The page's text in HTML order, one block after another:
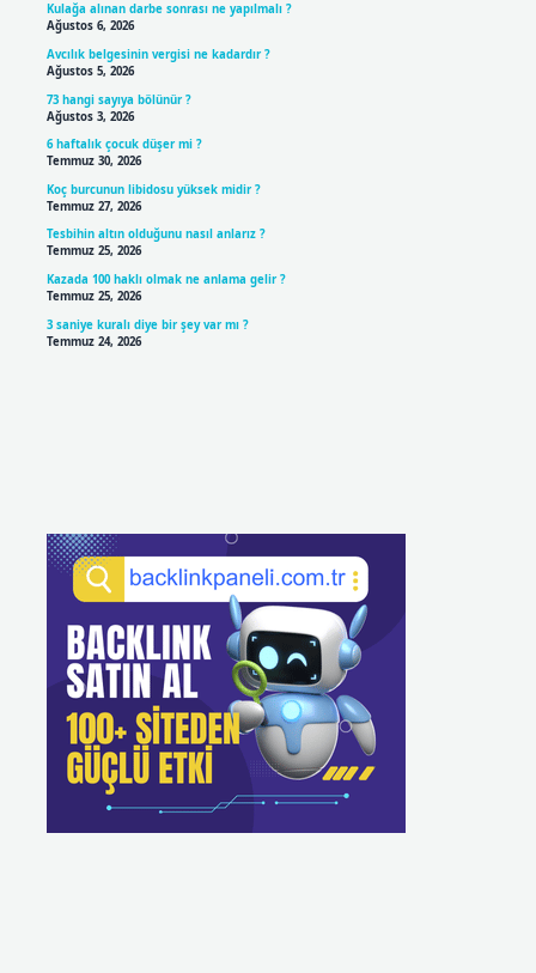
Kulağa alınan darbe sonrası ne yapılmalı ?
Ağustos 6, 2026
Avcılık belgesinin vergisi ne kadardır ?
Ağustos 5, 2026
73 hangi sayıya bölünür ?
Ağustos 3, 2026
6 haftalık çocuk düşer mi ?
Temmuz 30, 2026
Koç burcunun libidosu yüksek midir ?
Temmuz 27, 2026
Tesbihin altın olduğunu nasıl anlarız ?
Temmuz 25, 2026
Kazada 100 haklı olmak ne anlama gelir ?
Temmuz 25, 2026
3 saniye kuralı diye bir şey var mı ?
Temmuz 24, 2026